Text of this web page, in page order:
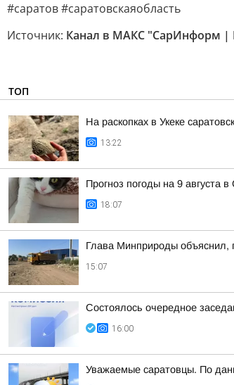
#саратов #саратовскаяобласть
Источник: Канал в МАКС "СарИнформ |
ТОП
На раскопках в Укеке
13:22
Прогноз погоды на 9 августа
18:07
Глава Минприроды объяснил,
15:07
Состоялось очередное
16:00
Уважаемые саратовцы. По